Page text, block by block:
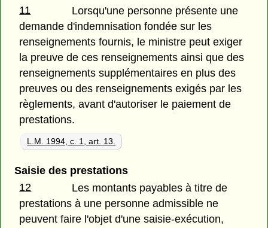
11
Lorsqu'une personne présente une
demande d'indemnisation fondée sur les
renseignements fournis, le ministre peut exiger
la preuve de ces renseignements ainsi que des
renseignements supplémentaires en plus des
preuves ou des renseignements exigés par les
règlements, avant d'autoriser le paiement de
prestations.
L.M. 1994, c. 1, art. 13.
Saisie des prestations
12
Les montants payables à titre de
prestations à une personne admissible ne
peuvent faire l'objet d'une saisie-exécution,